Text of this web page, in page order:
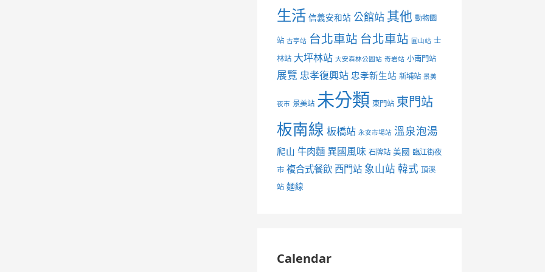
生活 信義安和站 公館站 其他 動物園
站 古亭站 台北車站 台北車站 圓山站 士
林站 大坪林站 大安森林公園站 奇岩站 小南門站
展覽 忠孝復興站 忠孝新生站 新埔站 景美
夜市 景美站 未分類 東門站 東門站
板南線 板橋站 永安市場站 溫泉泡湯
爬山 牛肉麵 異國風味 石牌站 美國 臨江街夜
市 複合式餐飲 西門站 象山站 韓式 頂溪
站 麵線
Calendar